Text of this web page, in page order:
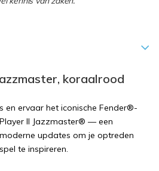
koraalrood
en ervaar het iconische Fender®-
II Jazzmaster® — een
updates om je optreden
te inspireren.